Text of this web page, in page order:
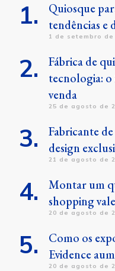
Quiosque
tendências e
1 de setembro de
Fábrica de
tecnologia:
venda
25 de agosto de
Fabricante
design
21 de agosto de
Montar um
shopping
20 de agosto de
Como os
Evidence
20 de agosto de